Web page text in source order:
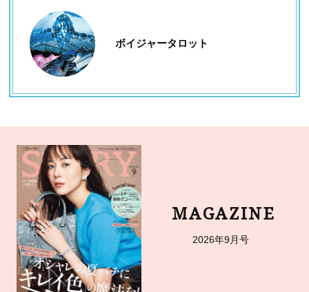
ボイジャータロット
MAGAZINE
2026年9月号